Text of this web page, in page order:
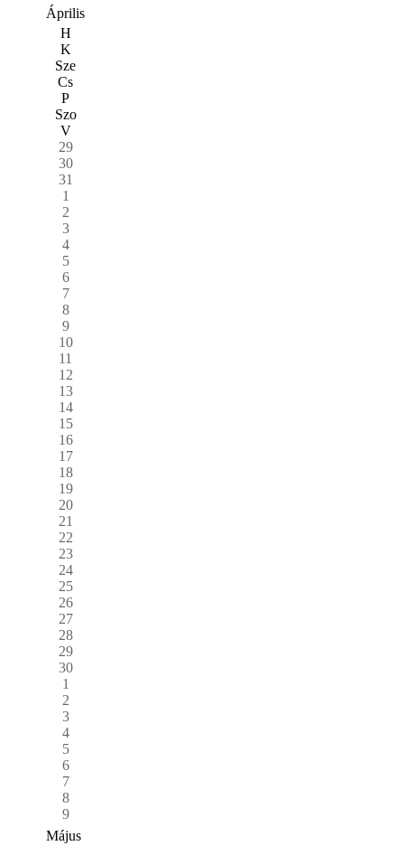
Április
H
K
Sze
Cs
P
Szo
V
29
30
31
1
2
3
4
5
6
7
8
9
10
11
12
13
14
15
16
17
18
19
20
21
22
23
24
25
26
27
28
29
30
1
2
3
4
5
6
7
8
9
Május